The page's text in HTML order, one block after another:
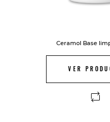
Ceramol Base
VER